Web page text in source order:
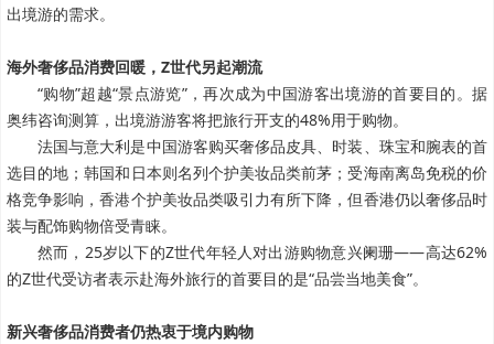
出境游的需求。
海外奢侈品消费回暖，Z世代另起潮流
“购物”超越“景点游览”，再次成为中国游客出境游的首要目的。据
奥纬咨询测算，出境游游客将把旅行开支的48%用于购物。
法国与意大利是中国游客购买奢侈品皮具、时装、珠宝和腕表的首
选目的地；韩国和日本则名列个护美妆品类前茅；受海南离岛免税的价
格竞争影响，香港个护美妆品类吸引力有所下降，但香港仍以奢侈品时
装与配饰购物倍受青睐。
然而，25岁以下的Z世代年轻人对出游购物意兴阑珊——高达62%
的Z世代受访者表示赴海外旅行的首要目的是“品尝当地美食”。
新兴奢侈品消费者仍热衷于境内购物